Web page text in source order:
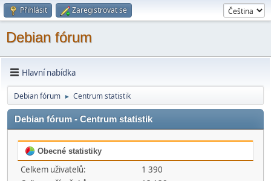
Přihlásit Zaregistrovat se
Debian fórum
Hlavní nabídka
Debian fórum ► Centrum statistik
Debian fórum - Centrum statistik
Obecné statistiky
Celkem uživatelů:
1 390